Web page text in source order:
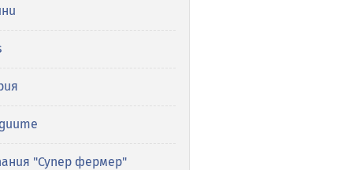
"Супер фермер"